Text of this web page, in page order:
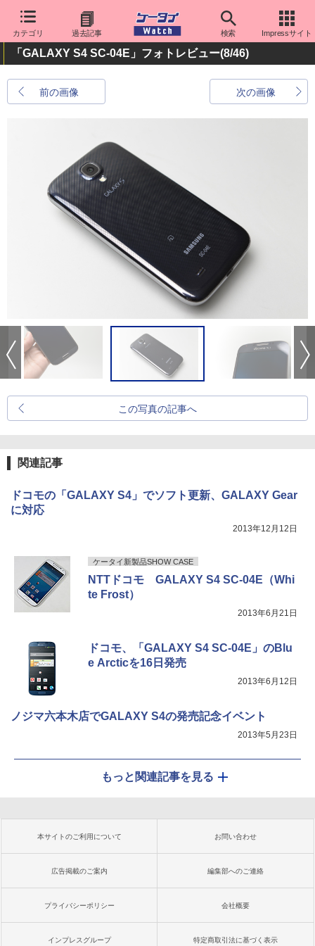
カテゴリ 過去記事 検索 Impressサイト
「GALAXY S4 SC-04E」フォトレビュー(8/46)
前の画像 次の画像
この写真の記事へ
関連記事
ドコモの「GALAXY S4」でソフト更新、GALAXY Gear
に対応
2013年12月12日
ケータイ新製品SHOW CASE
NTTドコモ GALAXY S4 SC-04E（Whi
te Frost）
2013年6月21日
ドコモ、「GALAXY S4 SC-04E」のBlu
e Arcticを16日発売
2013年6月12日
ノジマ六本木店でGALAXY S4の発売記念イベント
2013年5月23日
もっと関連記事を見る
本サイトのご利用について お問い合わせ
広告掲載のご案内 編集部へのご連絡
プライバシーポリシー 会社概要
インプレスグループ 特定商取引法に基づく表示